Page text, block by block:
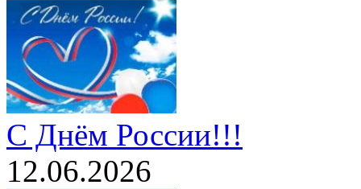
С Днём России!!!
12.06.2026